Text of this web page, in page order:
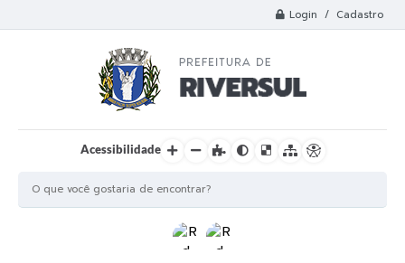
Login / Cadastro
Acessibilidade